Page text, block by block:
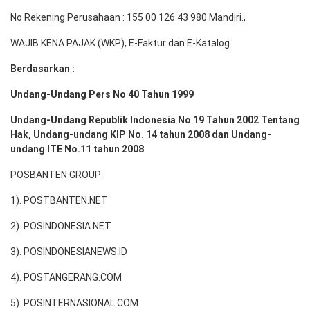
No Rekening Perusahaan : 155 00 126 43 980 Mandiri.,
WAJIB KENA PAJAK (WKP), E-Faktur dan E-Katalog
Berdasarkan :
Undang-Undang Pers No 40 Tahun 1999
Undang-Undang Republik Indonesia No 19 Tahun 2002 Tentang
Hak, Undang-undang KIP No. 14 tahun 2008 dan Undang-
undang ITE No.11 tahun 2008
POSBANTEN GROUP :
1). POSTBANTEN.NET
2). POSINDONESIA.NET
3). POSINDONESIANEWS.ID
4). POSTANGERANG.COM
5). POSINTERNASIONAL.COM